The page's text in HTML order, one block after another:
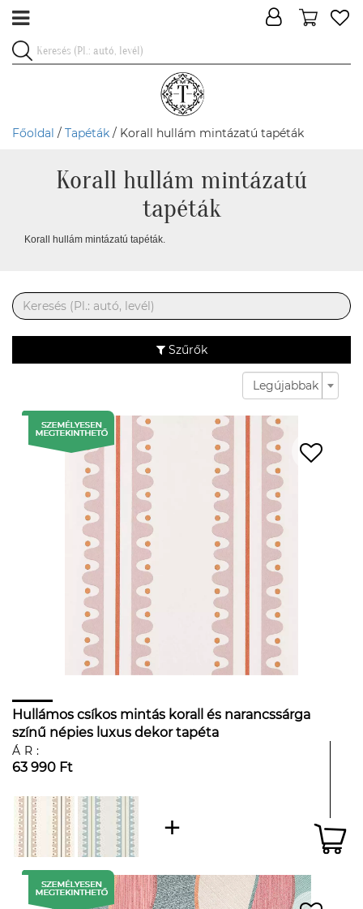
Főoldal / Tapéták / Korall hullám mintázatú tapéták
Korall hullám mintázatú
tapéták
Korall hullám mintázatú tapéták.
Szűrők
Legújabbak
Hullámos csíkos mintás korall és narancssárga
színű népies luxus dekor tapéta
ÁR:
63 990 Ft